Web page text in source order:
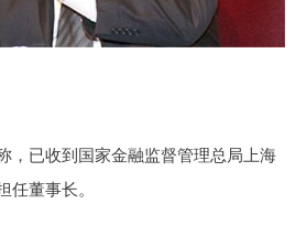
，已收到国家金融监督管理总局上海
董事长。